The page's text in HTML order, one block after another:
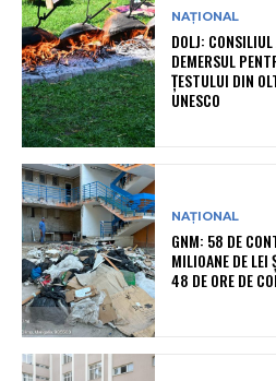
NAȚIONAL
DOLJ: CONSILIUL
DEMERSUL
ȚESTULUI DIN
UNESCO
NAȚIONAL
GNM: 58 DE
MILIOANE DE LEI
48 DE ORE DE